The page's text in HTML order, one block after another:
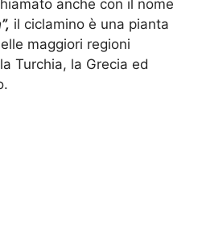
anche con il nome
il ciclamino è una pianta
maggiori regioni
Turchia, la Grecia ed